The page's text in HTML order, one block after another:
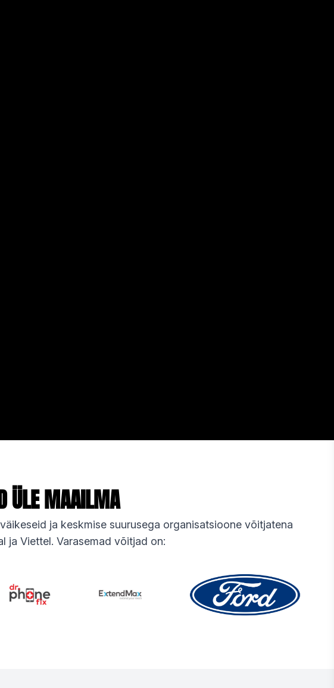
ÜLE MAAILMA
ja keskmise suurusega organisatsioone võitjatena
ja Viettel. Varasemad võitjad on: